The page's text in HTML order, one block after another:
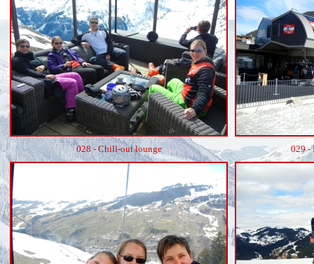
028 - Chill-out lounge 029 -